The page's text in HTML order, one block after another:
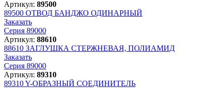
Артикул: 89500
89500 ОТВОД БАНДЖО ОДИНАРНЫЙ
Заказать
Серия 89000
Артикул: 88610
88610 ЗАГЛУШКА СТЕРЖНЕВАЯ, ПОЛИАМИД
Заказать
Серия 89000
Артикул: 89310
89310Y-ОБРАЗНЫЙ СОЕДИНИТЕЛЬ